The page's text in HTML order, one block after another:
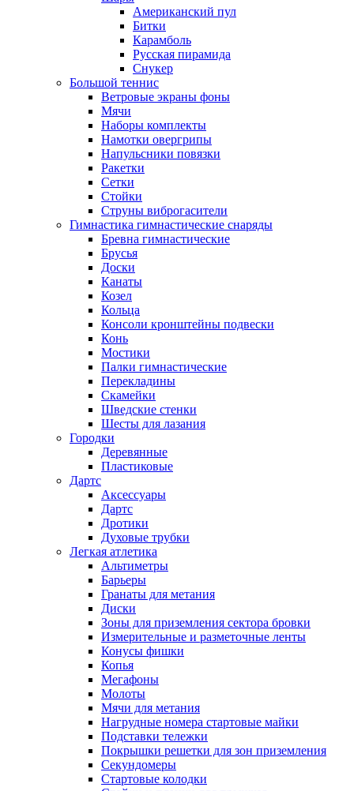
Американский пул
Битки
Карамболь
Русская пирамида
Снукер
Большой теннис
Ветровые экраны фоны
Мячи
Наборы комплекты
Намотки овергрипы
Напульсники повязки
Ракетки
Сетки
Стойки
Струны виброгасители
Гимнастика гимнастические снаряды
Бревна гимнастические
Брусья
Доски
Канаты
Козел
Кольца
Консоли кронштейны подвески
Конь
Мостики
Палки гимнастические
Перекладины
Скамейки
Шведские стенки
Шесты для лазания
Городки
Деревянные
Пластиковые
Дартс
Аксессуары
Дартс
Дротики
Духовые трубки
Легкая атлетика
Альтиметры
Барьеры
Гранаты для метания
Диски
Зоны для приземления сектора бровки
Измерительные и разметочные ленты
Конусы фишки
Копья
Мегафоны
Молоты
Мячи для метания
Нагрудные номера стартовые майки
Подставки тележки
Покрышки решетки для зон приземления
Секундомеры
Стартовые колодки